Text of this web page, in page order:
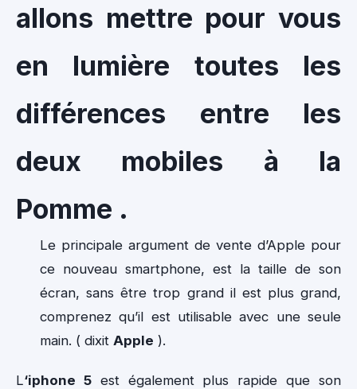
allons mettre pour vous
en lumière toutes les
différences entre les
deux mobiles à la
Pomme .
Le principale argument de vente d’Apple pour
ce nouveau smartphone, est la taille de son
écran, sans être trop grand il est plus grand,
comprenez qu’il est utilisable avec une seule
main. ( dixit Apple ).
L‘iphone 5est également plus rapide que son